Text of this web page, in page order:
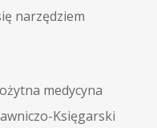
narzędziem
medycyna
Księgarski